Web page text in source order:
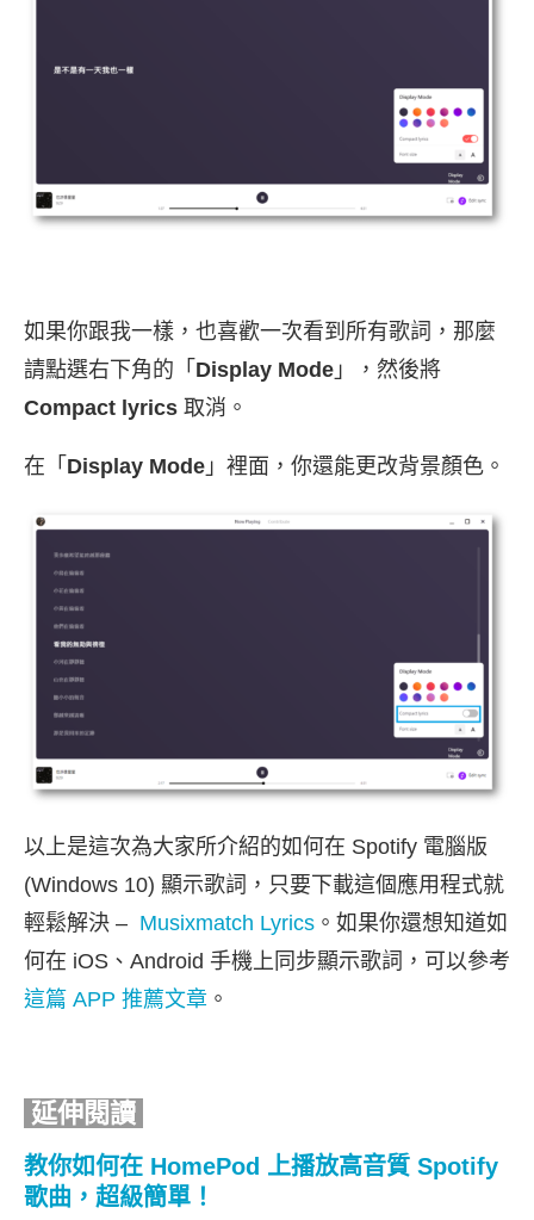
如果你跟我一樣，也喜歡一次看到所有歌詞，那麼
請點選右下角的「 Display Mode 」，然後將
Compact lyrics 取消。
在「 Display Mode 」裡面，你還能更改背景顏色。
以上是這次為大家所介紹的如何在 Spotify 電腦版
(Windows 10) 顯示歌詞，只要下載這個應用程式就
輕鬆解決 – Musixmatch Lyrics 。如果你還想知道如
何在 iOS、Android 手機上同步顯示歌詞，可以參考
這篇 APP 推薦文章 。
延伸閱讀
教你如何在 HomePod 上播放高音質 Spotify
歌曲，超級簡單！